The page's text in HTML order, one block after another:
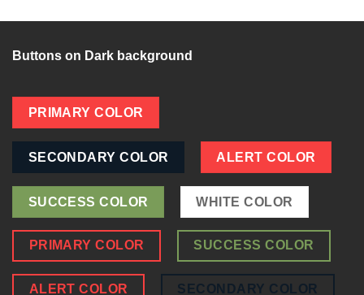
Buttons on Dark background
PRIMARY COLOR
SECONDARY COLOR ALERT COLOR
SUCCESS COLOR WHITE COLOR
PRIMARY COLOR SUCCESS COLOR
ALERT COLOR SECONDARY COLOR